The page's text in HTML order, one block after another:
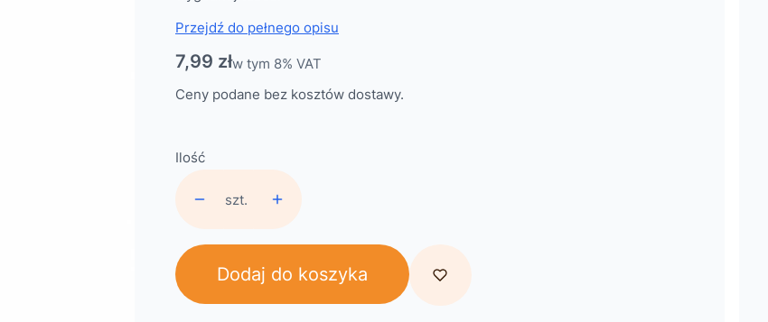
Przejdź do pełnego opisu
Cena
7,99 złw tym 8% VAT
w tym 8% VAT
Ceny podane bez kosztów dostawy.
Ilość
szt.
Dodaj do koszyka